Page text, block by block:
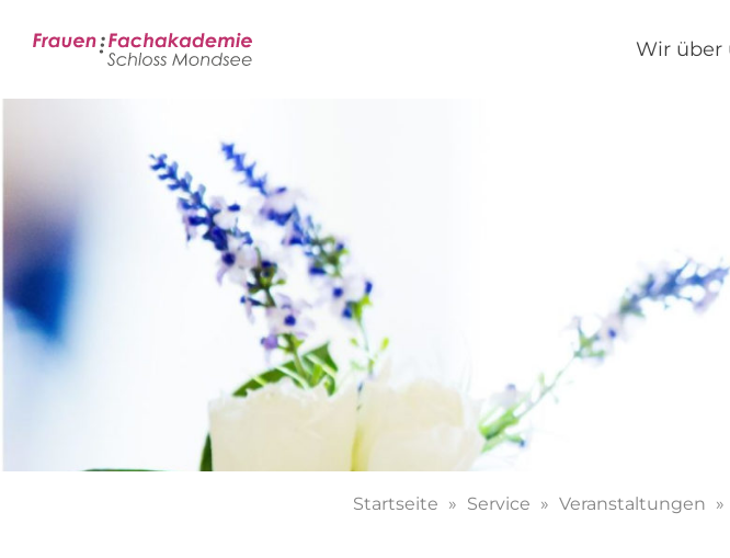
Wir über
Startseite Service Veranstaltungen